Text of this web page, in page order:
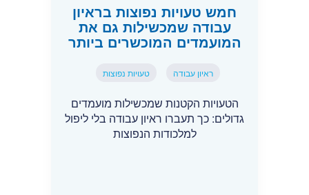
חמש טעויות נפוצות בראיון
עבודה שמכשילות גם את
המועמדים המוכשרים ביותר
ראיון עבודה טעויות נפוצות
הטעויות הקטנות שמכשילות מועמדים
גדולים: כך תעברו ראיון עבודה בלי ליפול
למלכודות הנפוצות